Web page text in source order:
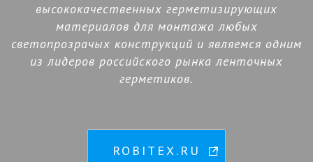
высококачественных герметизирующих
материалов для монтажа любых
светопрозрачых конструкций и являемся одним
из лидеров российского рынка ленточных
герметиков.
ROBITEX.RU